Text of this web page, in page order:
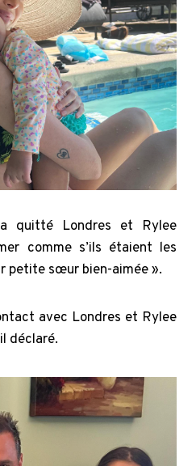
a quitté Londres et Rylee
comme s’ils étaient les
petite sœur bien-aimée ».
avec Londres et Rylee
déclaré.